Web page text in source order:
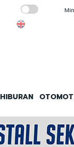
HIBURAN